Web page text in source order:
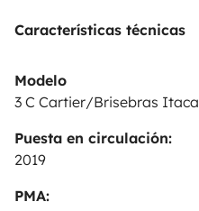
Características técnicas
Modelo
3 C Cartier/Brisebras Itaca
Puesta en circulación:
2019
PMA: